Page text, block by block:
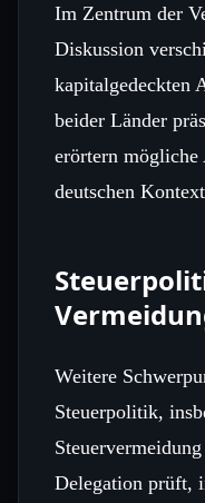
Im Zentrum der
Diskussion
kapitalgedeckten
beider Länder
erörtern mögliche
deutschen
Weitere
Steuerpolitik,
Delegation prüft,